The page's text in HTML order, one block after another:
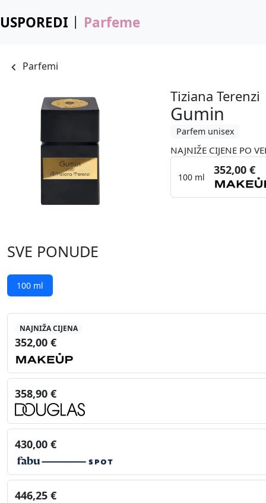
USPOREDI Parfeme
Parfemi
Tiziana Terenzi
Gumin
Parfem unisex
NAJNIŽE CIJENE PO
100 ml
352,00 €
SVE PONUDE
100 ml
NAJNIŽA CIJENA
352,00 €
358,90 €
430,00 €
446,25 €